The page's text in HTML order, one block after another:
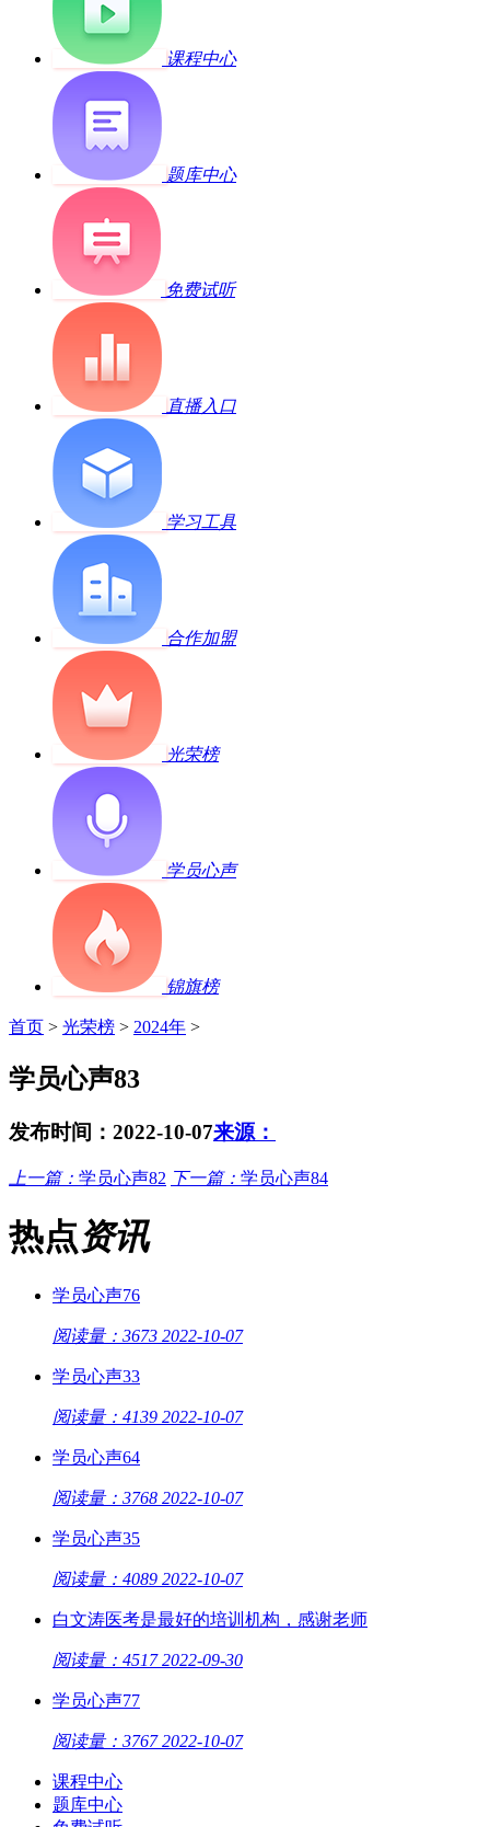
课程中心
题库中心
免费试听
直播入口
学习工具
合作加盟
光荣榜
学员心声
锦旗榜
首页 > 光荣榜 > 2024年 >
学员心声83
发布时间：2022-10-07来源：
上一篇： 学员心声82 下一篇： 学员心声84
热点资讯
学员心声76
阅读量：3673 2022-10-07
学员心声33
阅读量：4139 2022-10-07
学员心声64
阅读量：3768 2022-10-07
学员心声35
阅读量：4089 2022-10-07
白文涛医考是最好的培训机构，感谢老师
阅读量：4517 2022-09-30
学员心声77
阅读量：3767 2022-10-07
课程中心
题库中心